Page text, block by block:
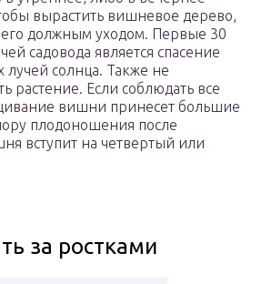
вырастить вишневое дерево,
его должным уходом. Первые 30
садовода является спасение
лучей солнца. Также не
растение. Если соблюдать все
вишни принесет большие
плодоношения после
вступит на четвертый или
за ростками